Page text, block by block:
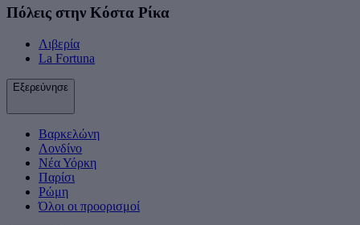
Πόλεις στην Κόστα Ρίκα
Λιβερία
La Fortuna
Εξερεύνησε
Βαρκελώνη
Λονδίνο
Νέα Υόρκη
Παρίσι
Ρώμη
Όλοι οι προορισμοί